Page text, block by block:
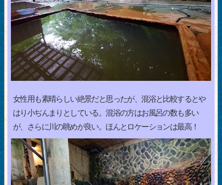
女性用も素晴らしい絶景だと思ったが、混浴と比較するとや
はり小ぢんまりとしている。混浴の方はお風呂の数も多い
が、さらに川の眺めが良い。ほんとロケーションは最高！